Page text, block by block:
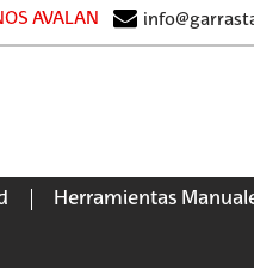
AVALAN
Herramientas